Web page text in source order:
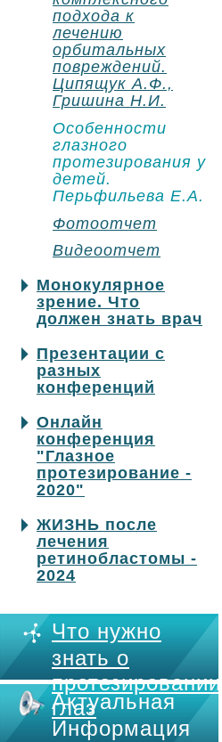
подхода к
лечению
орбитальных
повреждений.
Ципящук А.Ф.,
Гришина Н.И.
Особенности
глазного
протезирования у
детей.
Перьфильева Е.А.
Фотоотчет
Видеоотчет
Монокулярное
зрение. Что
должен знать врач
Презентации с
разных
конференций
Онлайн
конференция
"Глазное
протезирование -
2020"
ЖИЗНЬ после
лечения
ретинобластомы -
2024
Что нужно
знать о
протезировании
глаз
Актуальная
Информация